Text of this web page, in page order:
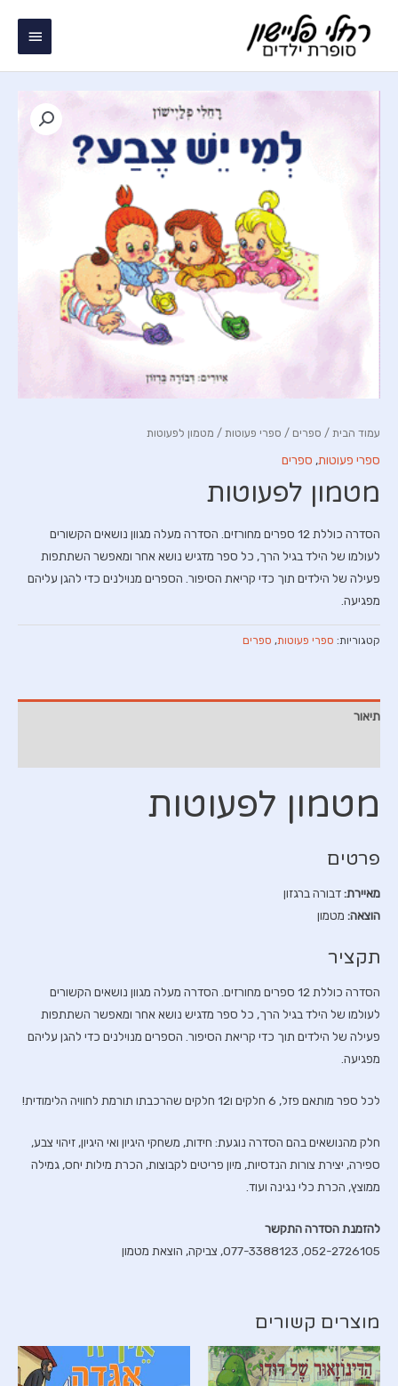
תפריט
עמוד הבית / ספרים / ספרי פעוטות / מטמון לפעוטות
ספרי פעוטות, ספרים
מטמון לפעוטות
הסדרה כוללת 12 ספרים מחורזים. הסדרה מעלה מגוון נושאים הקשורים
לעולמו של הילד בגיל הרך, כל ספר מדגיש נושא אחר ומאפשר השתתפות
פעילה של הילדים תוך כדי קריאת הסיפור. הספרים מנוילנים כדי להגן עליהם
מפגיעה.
קטגוריות: ספרי פעוטות, ספרים
תיאור
מטמון לפעוטות
פרטים
מאיירת:דבורה ברגזון
הוצאה: מטמון
תקציר
הסדרה כוללת 12 ספרים מחורזים. הסדרה מעלה מגוון נושאים הקשורים
לעולמו של הילד בגיל הרך, כל ספר מדגיש נושא אחר ומאפשר השתתפות
פעילה של הילדים תוך כדי קריאת הסיפור. הספרים מנוילנים כדי להגן עליהם
מפגיעה.
לכל ספר מותאם פזל, 6 חלקים ו12 חלקים שהרכבתו תורמת לחוויה הלימודית!
חלק מהנושאים בהם הסדרה נוגעת: חידות, משחקי היגיון ואי היגיון, זיהוי צבע,
ספירה, יצירת צורות הנדסיות, מיון פריטים לקבוצות, הכרת מילות יחס, גמילה
ממוצץ, הכרת כלי נגינה ועוד.
להזמנת הסדרה התקשר
052-2726105, 077-3388123, צביקה, הוצאת מטמון
מוצרים קשורים